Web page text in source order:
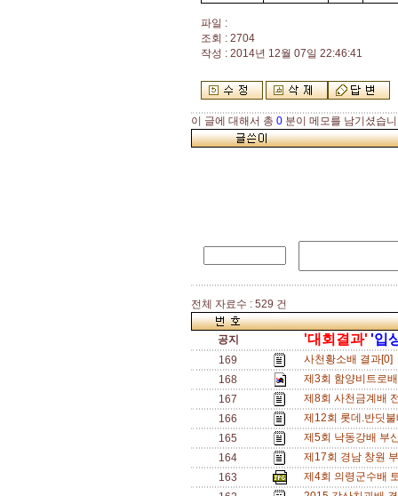
파일 :
조회 : 2704
작성 : 2014년 12월 07일 22:46:41
이 글에 대해서 총 0 분이 메모를 남기셨습
전체 자료수 : 529 건
공지 '대회결과' '입
169
사천황소배 결과[0]
168
제3회 함양비트로
167
제8회 사천금계배
166
제12회 롯데.반딧
165
제5회 낙동강배 부
164
제17회 경남 창원
163
제4회 의령군수배